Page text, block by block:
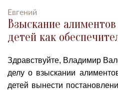
Евгений
Взыскание
детей как
Здравствуйте, Владимир
делу о взыскании
детей вынести